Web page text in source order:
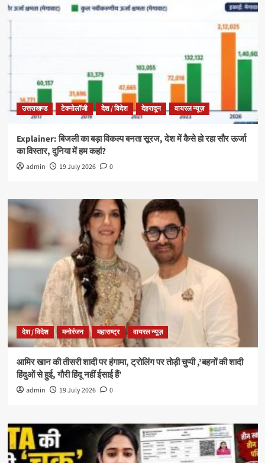
उत्तराखण्ड टेक्नोलॉजी देश / विदेश देहरादून वायरल न्यूज़
Explainer: बिजली का बड़ा विकल्प बनता सूरज, देश में कैसे हो रहा सौर ऊर्जा
का विस्तार, दुनिया में हम कहां?
admin 19 July 2026 0
देश / विदेश मनोरंजन महाराष्ट्र वायरल न्यूज़
आमिर खान की तीसरी शादी पर हंगामा, ट्रोलिंग पर तोड़ी चुप्पी ,’बहनों की शादी
हिंदुओं से हुई, गौरी हिंदू नहीं ईसाई हैं’
admin 19 July 2026 0